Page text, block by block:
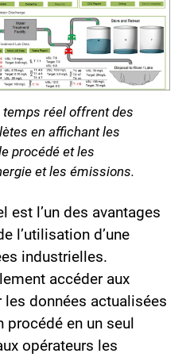
temps réel offrent des
en affichant les
procédé et les
et les émissions.
est l’un des avantages
l’utilisation d’une
industrielles.
accéder aux
données actualisées
procédé en un seul
opérateurs les